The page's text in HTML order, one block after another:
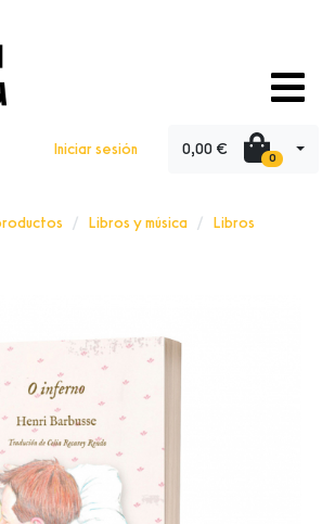
Iniciar sesión 0,00 € 0
Libros y música
Libros